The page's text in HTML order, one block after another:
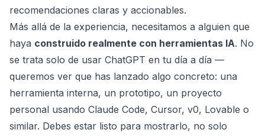
recomendaciones claras y accionables.
Más allá de la experiencia, necesitamos a alguien que
haya construido realmente con herramientas IA. No
se trata solo de usar ChatGPT en tu día a día —
queremos ver que has lanzado algo concreto: una
herramienta interna, un prototipo, un proyecto
personal usando Claude Code, Cursor, v0, Lovable o
similar. Debes estar listo para mostrarlo, no solo